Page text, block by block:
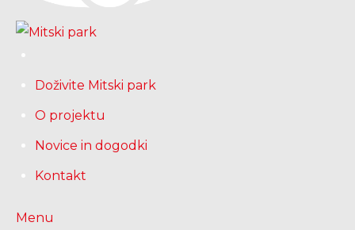
Skip
contentDoživite Mitski park
O projektu
Novice in dogodki
Kontakt
Menu